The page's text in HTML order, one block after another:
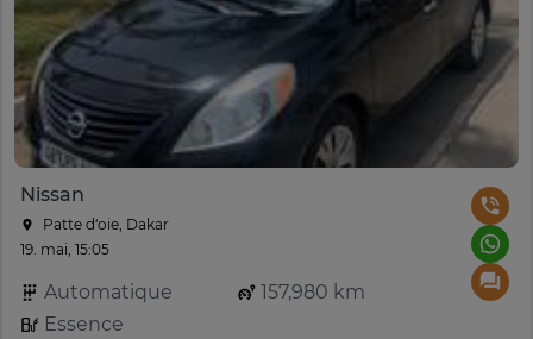
Nissan
Patte d‘oie, Dakar
19. mai, 15:05
Automatique
157,980 km
Essence